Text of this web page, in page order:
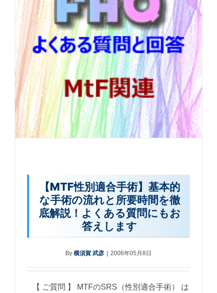
【MTF性別適合手術】基本的
な手術の流れと所要時間を徹
底解説！よくある質問にもお
答えします
By 横須賀 武彦 | 2006年05月8日
【 ご質問 】 MTFのSRS（性別適合手術） は